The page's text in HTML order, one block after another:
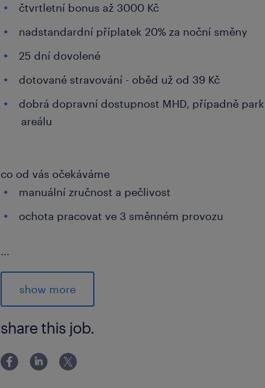
čtvrtletní bonus až 3000 Kč
nadstandardní příplatek 20% za noční směny
25 dní dovolené
dotované stravování - oběd už od 39 Kč
dobrá dopravní dostupnost MHD, případně
areálu
co od vás očekáváme
manuální zručnost a pečlivost
ochota pracovat ve 3 směnném provozu
...
jak se přihlásit
Pokud Vás tato nabídka práce zaujala, reagujte
inzerát. Jakmile dostaneme Vaši odpověď, budeme
kontaktovat a informovat o dalším průběhu.
Máte doplňující otázky? Neváhejte nás kontaktovat.
show more
share this job.